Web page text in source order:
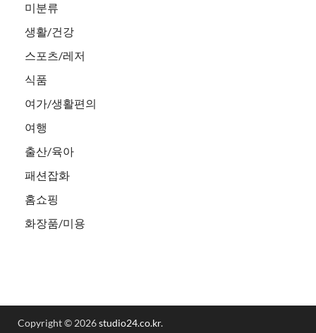
미분류
생활/건강
스포츠/레저
식품
여가/생활편의
여행
출산/육아
패션잡화
홈쇼핑
화장품/미용
Copyright © 2026studio24.co.kr.